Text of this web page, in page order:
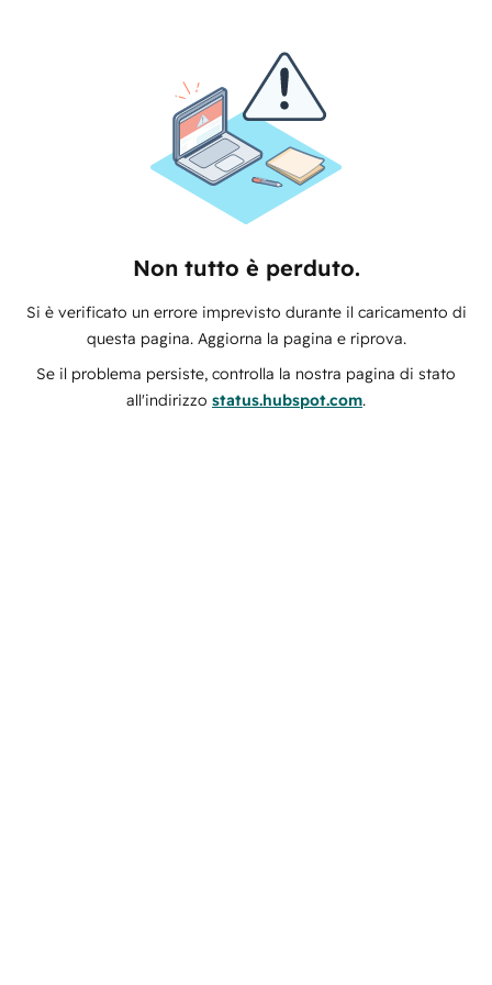
Non tutto è perduto.
Si è verificato un errore imprevisto durante il caricamento di
questa pagina. Aggiorna la pagina e riprova.
Se il problema persiste, controlla la nostra pagina di stato
all'indirizzo status.hubspot.com.